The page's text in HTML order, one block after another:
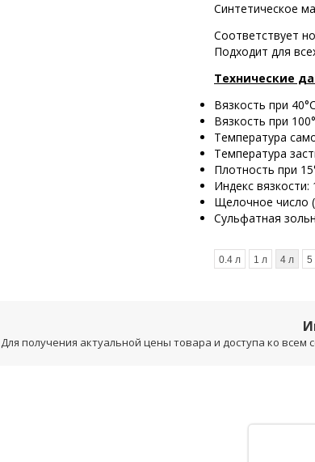
Синтетическое
Соответствует
Подходит для
Технические
Вязкость при
Вязкость при
Температура
Температура
Плотность при
Индекс вязкости:
Щелочное число
Сульфатная
0.4 л 1 л 4 л 5
Для получения актуальной цены товара и доступа ко всем